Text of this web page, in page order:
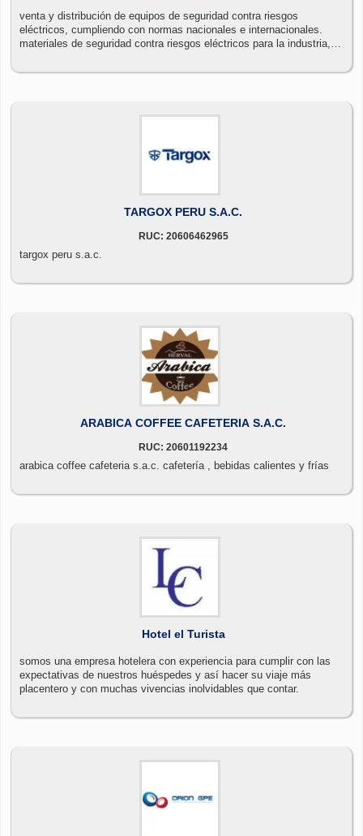
venta y distribución de equipos de seguridad contra riesgos
eléctricos, cumpliendo con normas nacionales e internacionales.
materiales de seguridad contra riesgos eléctricos para la industria,
TARGOX PERU S.A.C.
RUC: 20606462965
targox peru s.a.c.
ARABICA COFFEE CAFETERIA S.A.C.
RUC: 20601192234
arabica coffee cafeteria s.a.c. cafetería , bebidas calientes y frías
Hotel el Turista
somos una empresa hotelera con experiencia para cumplir con las
expectativas de nuestros huéspedes y así hacer su viaje más
placentero y con muchas vivencias inolvidables que contar.